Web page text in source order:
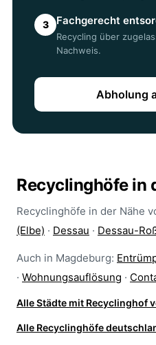
3 Fachgerecht
Recycling über
Nachweis.
Abholung
Recyclinghöfe in
Recyclinghöfe in der Nähe
(Elbe) · Dessau · Dessau-
Auch in Magdeburg:
· Wohnungsauflösung ·
Alle Städte mit Recyclinghof
Alle Recyclinghöfe